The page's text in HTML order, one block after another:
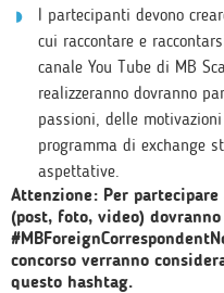
I partecipanti devono
cui raccontare e
canale You Tube di MB
realizzeranno dovranno
passioni, delle
programma di exchange
aspettative.
Attenzione: Per
(post, foto, video)
concorso verranno
questo hashtag.